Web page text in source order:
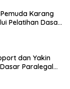
Karang
Pelatihan Dasar
dan Yakin
Paralegal